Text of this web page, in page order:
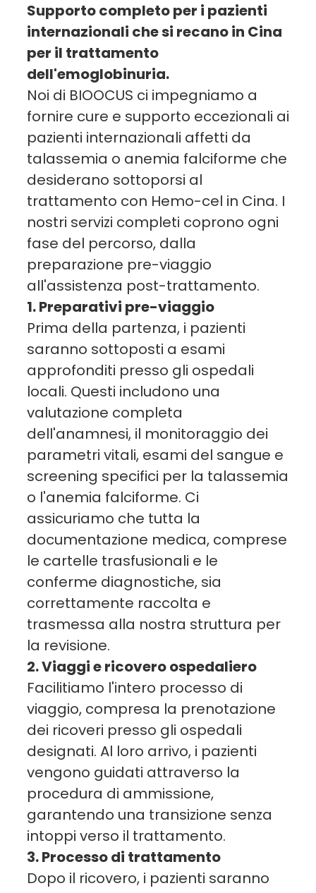
Supporto completo per i pazienti
internazionali che si recano in Cina
per il trattamento
dell'emoglobinuria.
Noi di BIOOCUS ci impegniamo a
fornire cure e supporto eccezionali ai
pazienti internazionali affetti da
talassemia o anemia falciforme che
desiderano sottoporsi al
trattamento con Hemo-cel in Cina. I
nostri servizi completi coprono ogni
fase del percorso, dalla
preparazione pre-viaggio
all'assistenza post-trattamento.
1. Preparativi pre-viaggio
Prima della partenza, i pazienti
saranno sottoposti a esami
approfonditi presso gli ospedali
locali. Questi includono una
valutazione completa
dell'anamnesi, il monitoraggio dei
parametri vitali, esami del sangue e
screening specifici per la talassemia
o l'anemia falciforme. Ci
assicuriamo che tutta la
documentazione medica, comprese
le cartelle trasfusionali e le
conferme diagnostiche, sia
correttamente raccolta e
trasmessa alla nostra struttura per
la revisione.
2. Viaggi e ricovero ospedaliero
Facilitiamo l'intero processo di
viaggio, compresa la prenotazione
dei ricoveri presso gli ospedali
designati. Al loro arrivo, i pazienti
vengono guidati attraverso la
procedura di ammissione,
garantendo una transizione senza
intoppi verso il trattamento.
3. Processo di trattamento
Dopo il ricovero, i pazienti saranno